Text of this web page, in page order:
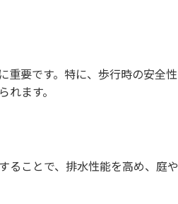
重要です。特に、歩行時の安全性
ます。
ることで、排水性能を高め、庭や